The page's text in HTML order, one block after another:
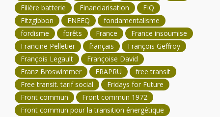
Filière batterie
Financiarisation
FIQ
Fitzgibbon
FNEEQ
fondamentalisme
fordisme
forêts France
France insoumise
Francine Pelletier
français
François Geffroy
François Legault
Françoise David
Franz Broswimmer
FRAPRU
free transit
Free transit. tarif social
Fridays for Future
Front commun
Front commun 1972
Front commun pour la transition énergétique